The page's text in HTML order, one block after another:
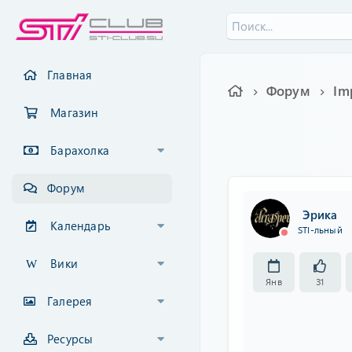
Главная
Магазин
Барахолка
Форум
Календарь
Вики
Галерея
Ресурсы
Форум
Эрика
STI-льный
Янв 31